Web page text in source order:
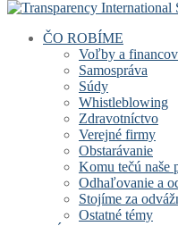
ČO ROBÍME
Voľby a
Samospráva
Súdy
Whistleblowing
Zdravotníctvo
Verejné firmy
Obstarávanie
Komu tečú naše
Odhaľovanie a
Stojíme za
Ostatné témy